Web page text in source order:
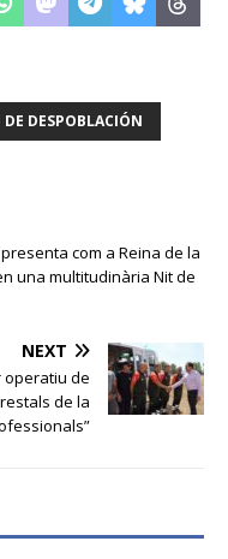
DESPOBLACIÓN
com a Reina de la
una multitudinària Nit de
NEXT
operatiu de
de la